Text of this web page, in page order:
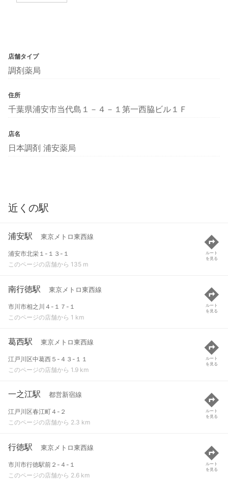
店舗タイプ
調剤薬局
住所
千葉県浦安市当代島１－４－１第一西脇ビル１Ｆ
店名
日本調剤 浦安薬局
近くの駅
浦安駅 東京メトロ東西線
浦安市北栄１-１３-１
このページの店舗から 135 m
ルート
を見る
南行徳駅 東京メトロ東西線
市川市相之川４-１７-１
このページの店舗から 1 km
ルート
を見る
葛西駅 東京メトロ東西線
江戸川区中葛西５-４３-１１
このページの店舗から 1.9 km
ルート
を見る
一之江駅 都営新宿線
江戸川区春江町４-２
このページの店舗から 2.3 km
ルート
を見る
行徳駅 東京メトロ東西線
市川市行徳駅前２-４-１
このページの店舗から 2.6 km
ルート
を見る